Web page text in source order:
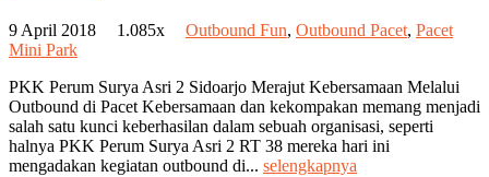
9 April 2018 1.085x Outbound Fun, Outbound Pacet, Pacet
Mini Park
PKK Perum Surya Asri 2 Sidoarjo Merajut Kebersamaan Melalui
Outbound di Pacet Kebersamaan dan kekompakan memang menjadi
salah satu kunci keberhasilan dalam sebuah organisasi, seperti
halnya PKK Perum Surya Asri 2 RT 38 mereka hari ini
mengadakan kegiatan outbound di... selengkapnya